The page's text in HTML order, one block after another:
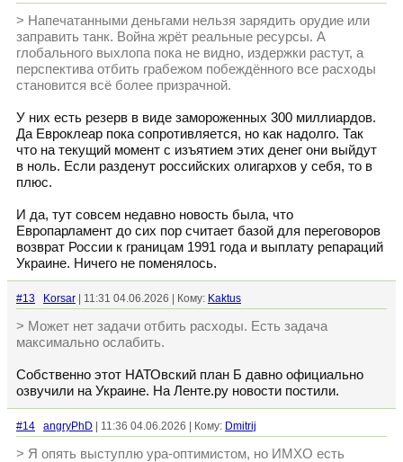
> Напечатанными деньгами нельзя зарядить орудие или
заправить танк. Война жрёт реальные ресурсы. А
глобального выхлопа пока не видно, издержки растут, а
перспектива отбить грабежом побеждённого все расходы
становится всё более призрачной.
У них есть резерв в виде замороженных 300 миллиардов.
Да Евроклеар пока сопротивляется, но как надолго. Так
что на текущий момент с изъятием этих денег они выйдут
в ноль. Если разденут российских олигархов у себя, то в
плюс.
И да, тут совсем недавно новость была, что
Европарламент до сих пор считает базой для переговоров
возврат России к границам 1991 года и выплату репараций
Украине. Ничего не поменялось.
#13 Korsar | 11:31 04.06.2026 | Кому: Kaktus
> Может нет задачи отбить расходы. Есть задача
максимально ослабить.
Собственно этот НАТОвский план Б давно официально
озвучили на Украине. На Ленте.ру новости постили.
#14 angryPhD | 11:36 04.06.2026 | Кому: Dmitrij
> Я опять выступлю ура-оптимистом, но ИМХО есть